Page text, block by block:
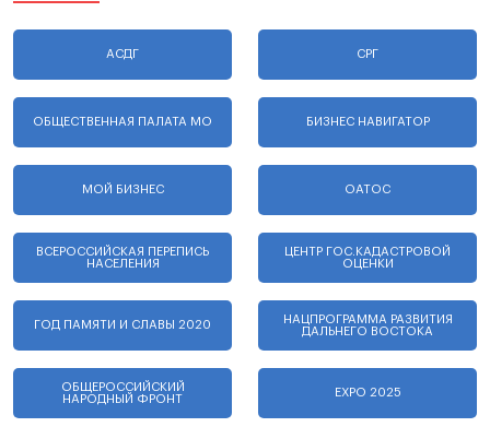
АСДГ СРГ
ОБЩЕСТВЕННАЯ ПАЛАТА МО БИЗНЕС НАВИГАТОР
МОЙ БИЗНЕС ОАТОС
ВСЕРОССИЙСКАЯ ПЕРЕПИСЬ
НАСЕЛЕНИЯ
ЦЕНТР ГОС.КАДАСТРОВОЙ
ОЦЕНКИ
ГОД ПАМЯТИ И СЛАВЫ 2020
НАЦПРОГРАММА РАЗВИТИЯ
ДАЛЬНЕГО ВОСТОКА
ОБЩЕРОССИЙСКИЙ
НАРОДНЫЙ ФРОНТ
EXPO 2025